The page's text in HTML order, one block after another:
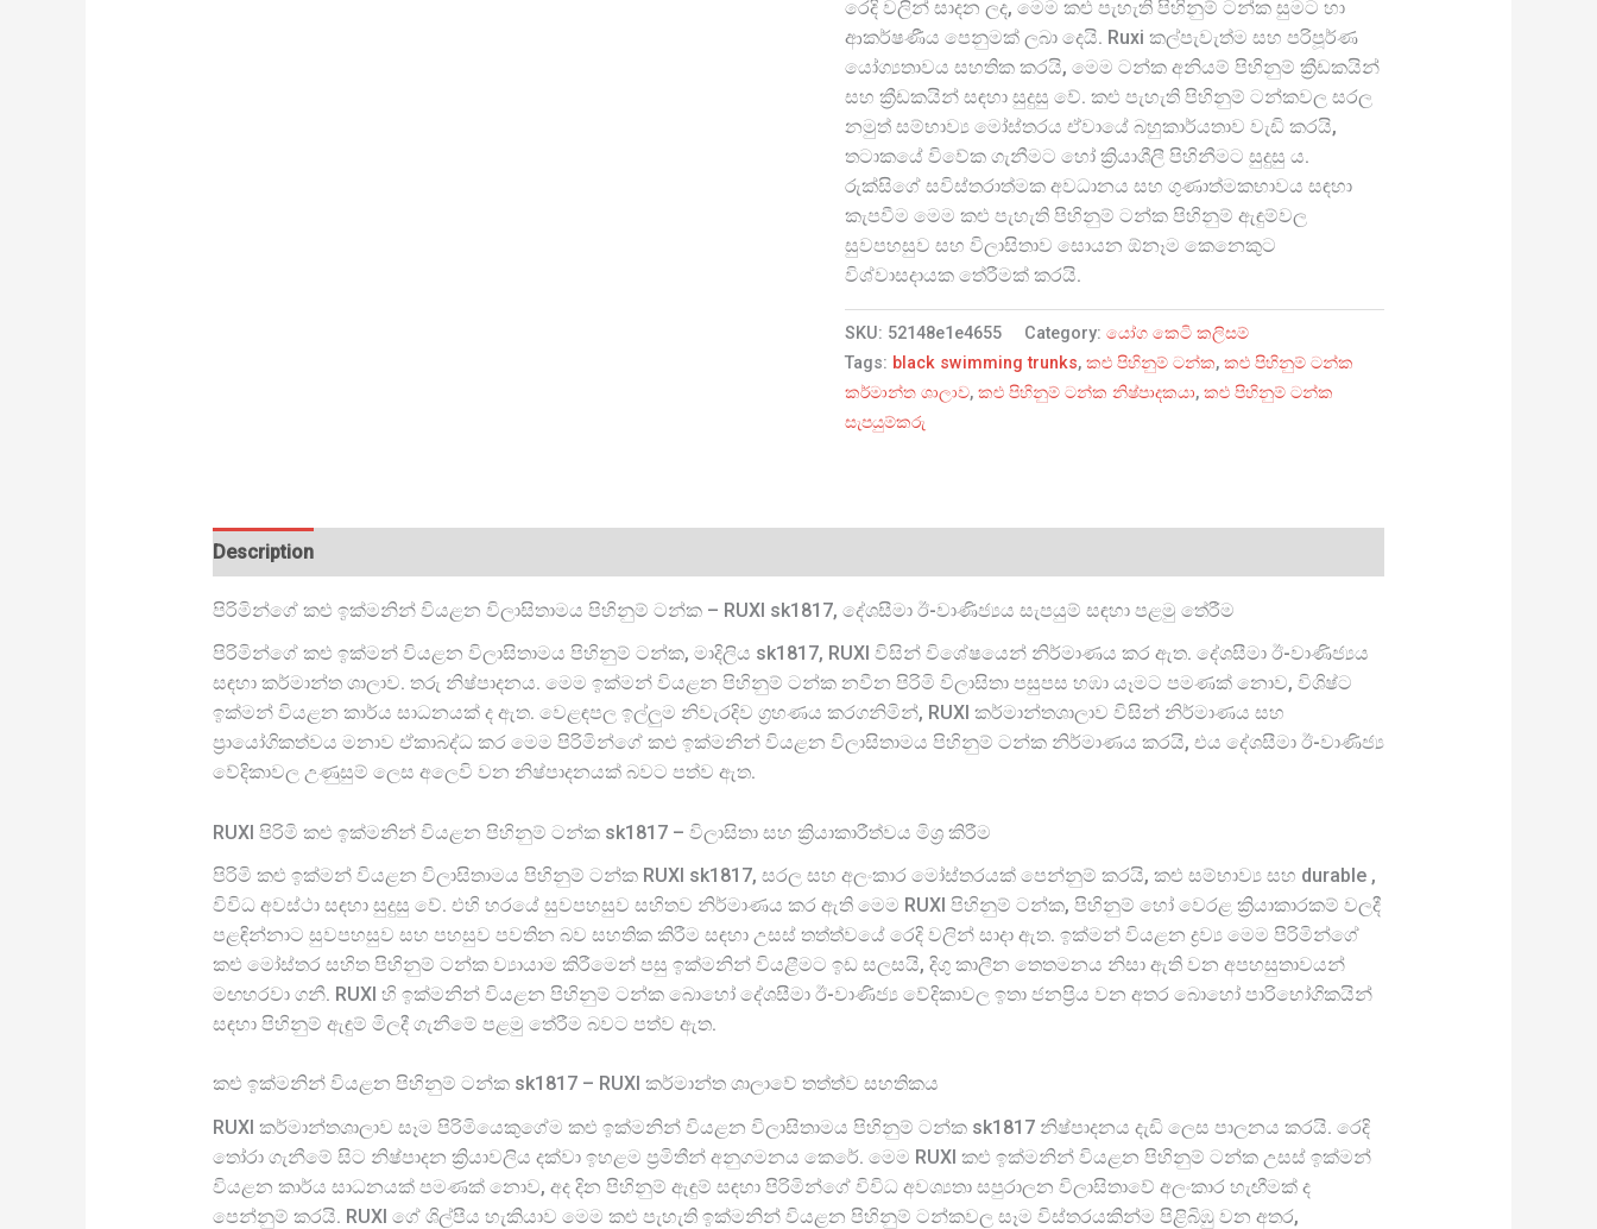
රෙදි වලින් සාදන ලද, මෙම කළු පැහැති පිහිනුම් ටන්ක සුමට හා
ආකර්ෂණීය පෙනුමක් ලබා දෙයි. Ruxi කල්පැවැත්ම සහ පරිපූර්ණ
යෝග්‍යතාවය සහතික කරයි, මෙම ටන්ක අනියම් පිහිනුම් ක්‍රීඩකයින්
සහ ක්‍රීඩකයින් සඳහා සුදුසු වේ. කළු පැහැති පිහිනුම් ටන්කවල සරල
නමුත් සම්භාව්‍ය මෝස්තරය ඒවායේ බහුකාර්යතාව වැඩි කරයි,
තටාකයේ විවේක ගැනීමට හෝ ක්‍රියාශීලී පිහිනීමට සුදුසු ය.
රුක්සිගේ සවිස්තරාත්මක අවධානය සහ ගුණාත්මකභාවය සඳහා
කැපවීම මෙම කළු පැහැති පිහිනුම් ටන්ක පිහිනුම් ඇඳුම්වල
සුවපහසුව සහ විලාසිතාව සොයන ඕනෑම කෙනෙකුට
විශ්වාසදායක තේරීමක් කරයි.
SKU: 52148e1e4655 Category:යෝග කෙටි කලිසම්
Tags: black swimming trunks,කළු පිහිනුම් ටන්ක,කළු පිහිනුම් ටන්ක
කර්මාන්ත ශාලාව,කළු පිහිනුම් ටන්ක නිෂ්පාදකයා,කළු පිහිනුම් ටන්ක
සැපයුම්කරු
Description
පිරිමින්ගේ කළු ඉක්මනින් වියළන විලාසිතාමය පිහිනුම් ටන්ක – RUXI sk1817, දේශසීමා ඊ-වාණිජ්‍යය සැපයුම් සඳහා පළමු තේරීම
පිරිමින්ගේ කළු ඉක්මන් වියළන විලාසිතාමය පිහිනුම් ටන්ක, මාදිලිය sk1817, RUXI විසින් විශේෂයෙන් නිර්මාණය කර ඇත. දේශසීමා ඊ-වාණිජ්‍යය
සඳහා කර්මාන්ත ශාලාව. තරු නිෂ්පාදනය. මෙම ඉක්මන් වියළන පිහිනුම් ටන්ක නවීන පිරිමි විලාසිතා පසුපස හඹා යෑමට පමණක් නොව, විශිෂ්ට
ඉක්මන් වියළන කාර්ය සාධනයක් ද ඇත. වෙළඳපල ඉල්ලුම නිවැරදිව ග්‍රහණය කරගනිමින්, RUXI කර්මාන්තශාලාව විසින් නිර්මාණය සහ
ප්‍රායෝගිකත්වය මනාව ඒකාබද්ධ කර මෙම පිරිමින්ගේ කළු ඉක්මනින් වියළන විලාසිතාමය පිහිනුම් ටන්ක නිර්මාණය කරයි, එය දේශසීමා ඊ-වාණිජ්‍ය
වේදිකාවල උණුසුම් ලෙස අලෙවි වන නිෂ්පාදනයක් බවට පත්ව ඇත.
RUXI පිරිමි කළු ඉක්මනින් වියළන පිහිනුම් ටන්ක sk1817 – විලාසිතා සහ ක්‍රියාකාරීත්වය මිශ්‍ර කිරීම
පිරිමි කළු ඉක්මන් වියළන විලාසිතාමය පිහිනුම් ටන්ක RUXI sk1817, සරල සහ අලංකාර මෝස්තරයක් පෙන්නුම් කරයි, කළු සම්භාව්‍ය සහ durable ,
විවිධ අවස්ථා සඳහා සුදුසු වේ. එහි හරයේ සුවපහසුව සහිතව නිර්මාණය කර ඇති මෙම RUXI පිහිනුම් ටන්ක, පිහිනුම් හෝ වෙරළ ක්‍රියාකාරකම් වලදී
පළඳින්නාට සුවපහසුව සහ පහසුව පවතින බව සහතික කිරීම සඳහා උසස් තත්ත්වයේ රෙදි වලින් සාදා ඇත. ඉක්මන් වියළන ද්‍රව්‍ය මෙම පිරිමින්ගේ
කළු මෝස්තර සහිත පිහිනුම් ටන්ක ව්‍යායාම කිරීමෙන් පසු ඉක්මනින් වියළීමට ඉඩ සලසයි, දිගු කාලීන තෙතමනය නිසා ඇති වන අපහසුතාවයන්
මඟහරවා ගනී. RUXI හි ඉක්මනින් වියළන පිහිනුම් ටන්ක බොහෝ දේශසීමා ඊ-වාණිජ්‍ය වේදිකාවල ඉතා ජනප්‍රිය වන අතර බොහෝ පාරිභෝගිකයින්
සඳහා පිහිනුම් ඇඳුම් මිලදී ගැනීමේ පළමු තේරීම බවට පත්ව ඇත.
කළු ඉක්මනින් වියළන පිහිනුම් ටන්ක sk1817 – RUXI කර්මාන්ත ශාලාවේ තත්ත්ව සහතිකය
RUXI කර්මාන්තශාලාව සෑම පිරිමියෙකුගේම කළු ඉක්මනින් වියළන විලාසිතාමය පිහිනුම් ටන්ක sk1817 නිෂ්පාදනය දැඩි ලෙස පාලනය කරයි. රෙදි
තෝරා ගැනීමේ සිට නිෂ්පාදන ක්‍රියාවලිය දක්වා ඉහළම ප්‍රමිතීන් අනුගමනය කෙරේ. මෙම RUXI කළු ඉක්මනින් වියළන පිහිනුම් ටන්ක උසස් ඉක්මන්
වියළන කාර්ය සාධනයක් පමණක් නොව, අද දින පිහිනුම් ඇඳුම් සඳහා පිරිමින්ගේ විවිධ අවශ්‍යතා සපුරාලන විලාසිතාවේ අලංකාර හැඟීමක් ද
පෙන්නුම් කරයි. RUXI ගේ ශිල්පීය හැකියාව මෙම කළු පැහැති ඉක්මනින් වියළන පිහිනුම් ටන්කවල සෑම විස්තරයකින්ම පිළිබිඹු වන අතර,